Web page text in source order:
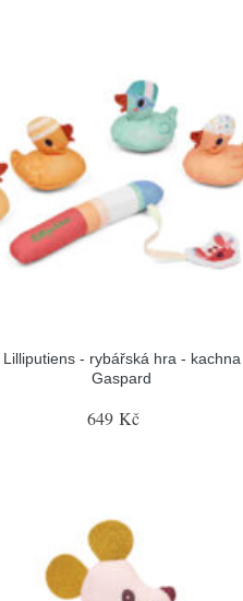
Lilliputiens - rybářská hra - kachna
Gaspard
649 Kč